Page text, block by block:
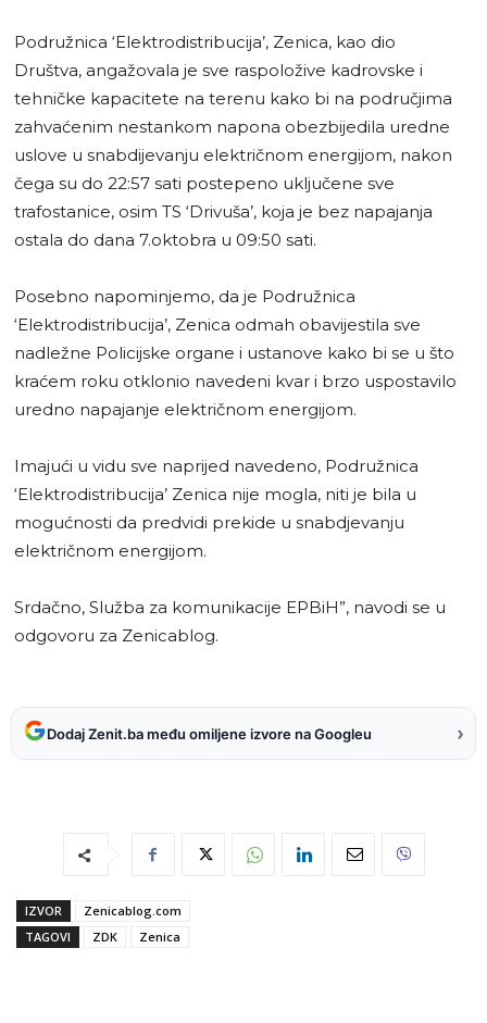
Podružnica ‘Elektrodistribucija’, Zenica, kao dio
Društva, angažovala je sve raspoložive kadrovske i
tehničke kapacitete na terenu kako bi na područjima
zahvaćenim nestankom napona obezbijedila uredne
uslove u snabdijevanju električnom energijom, nakon
čega su do 22:57 sati postepeno uključene sve
trafostanice, osim TS ‘Drivuša’, koja je bez napajanja
ostala do dana 7.oktobra u 09:50 sati.
Posebno napominjemo, da je Podružnica
‘Elektrodistribucija’, Zenica odmah obavijestila sve
nadležne Policijske organe i ustanove kako bi se u što
kraćem roku otklonio navedeni kvar i brzo uspostavilo
uredno napajanje električnom energijom.
Imajući u vidu sve naprijed navedeno, Podružnica
‘Elektrodistribucija’ Zenica nije mogla, niti je bila u
mogućnosti da predvidi prekide u snabdjevanju
električnom energijom.
Srdačno, Služba za komunikacije EPBiH”, navodi se u
odgovoru za Zenicablog.
Dodaj Zenit.ba među omiljene izvore na Googleu ›
IZVOR
Zenicablog.com
TAGOVI
ZDK Zenica